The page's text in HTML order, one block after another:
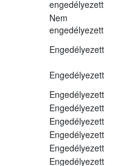
engedélyezett
Nem
engedélyezett
Engedélyezett
Engedélyezett
Engedélyezett
Engedélyezett
Engedélyezett
Engedélyezett
Engedélyezett
Engedélyezett